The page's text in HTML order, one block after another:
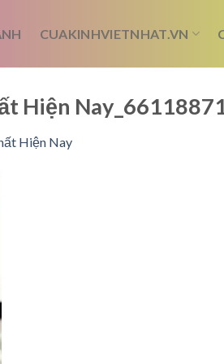
CUAKINHVIETNHAT.VN
Hiện
Hiện Nay